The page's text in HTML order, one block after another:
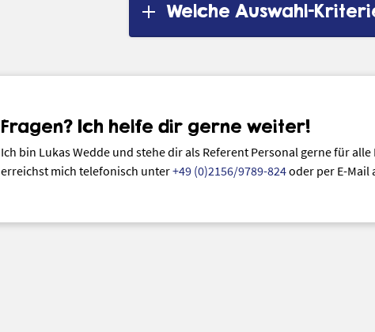
Welche Auswahl-
Fragen? Ich helfe dir gerne weiter!
Ich bin Lukas Wedde und stehe dir als Referent Personal gerne für alle
erreichst mich telefonisch unter+49 (0)2156/9789-824oder per E-Mail